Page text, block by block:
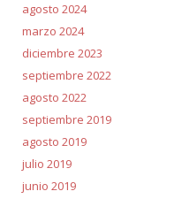
agosto 2024
marzo 2024
diciembre 2023
septiembre 2022
agosto 2022
septiembre 2019
agosto 2019
julio 2019
junio 2019